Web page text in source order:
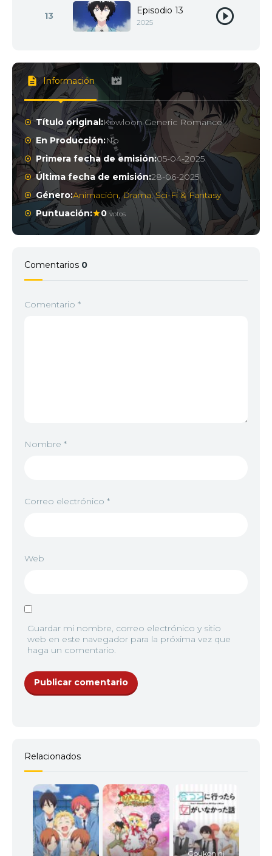
13 Episodio 13
2025
Información
Título original:Kowloon Generic Romance
En Producción:No
Primera fecha de emisión:05-04-2025
Última fecha de emisión:28-06-2025
Género:Animación,Drama,Sci-Fi & Fantasy
Puntuación:
0 votos
Comentarios 0
Comentario *
Nombre *
Correo electrónico *
Web
Guardar mi nombre, correo electrónico y sitio
web en este navegador para la próxima vez que
haga un comentario.
Relacionados
Goukon ni